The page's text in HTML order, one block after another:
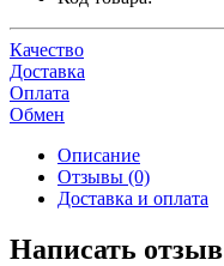
Качество
Доставка
Оплата
Обмен
Описание
Отзывы (0)
Доставка и оплата
Написать отзыв